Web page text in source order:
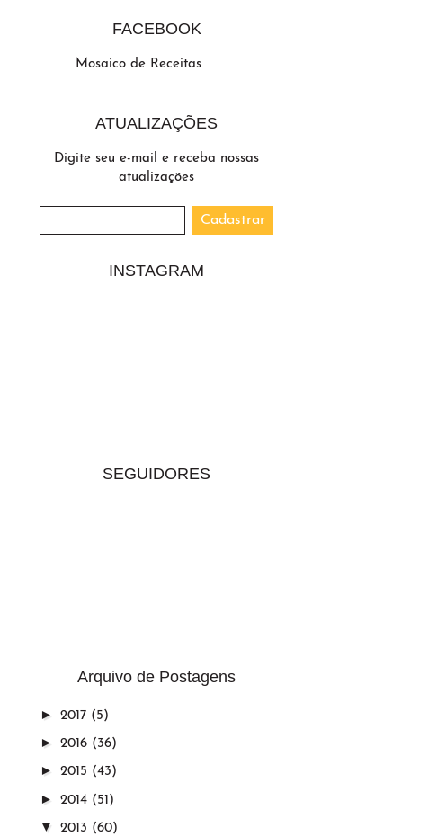
FACEBOOK
Mosaico de Receitas
ATUALIZAÇÕES
Digite seu e-mail e receba nossas
atualizações
INSTAGRAM
SEGUIDORES
Arquivo de Postagens
► 2017 (5)
► 2016 (36)
► 2015 (43)
► 2014 (51)
▼ 2013 (60)